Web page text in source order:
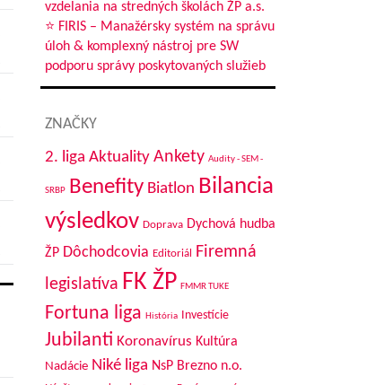
vzdelania na stredných školách ŽP a.s.
⭐ FIRIS – Manažérsky systém na správu
úloh & komplexný nástroj pre SW
podporu správy poskytovaných služieb
ZNAČKY
2. liga Aktuality Ankety Audity - SEM -
SRBP Benefity Biatlon Bilancia
výsledkov Doprava Dychová hudba
ŽP Dôchodcovia Editoriál
Firemná
legislatíva FK ŽP FMMR TUKE
Fortuna liga História Investície
Jubilanti Koronavírus Kultúra
Nadácie Niké liga NsP Brezno n.o.